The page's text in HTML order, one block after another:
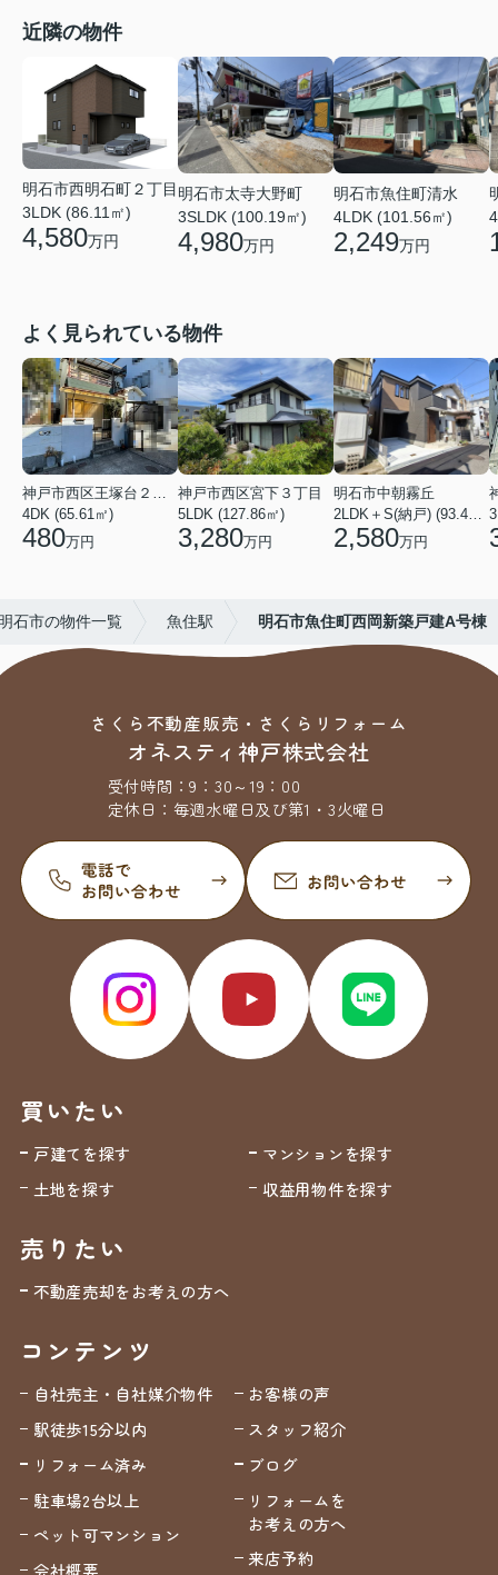
近隣の物件
明石市西明石町２丁目
3LDK (86.11㎡)
4,580万円
明石市太寺大野町
3SLDK (100.19㎡)
4,980万円
明石市魚住町清水
4LDK (101.56㎡)
2,249万円
よく見られている物件
4DK (65.61㎡)
480万円
神戸市西区宮下３丁目
5LDK (127.86㎡)
3,280万円
明石市中朝霧丘
2,580万円
石市の物件一覧 魚住駅 明石市魚住町西岡新築戸建A号棟
さくら不動産販売・さくらリフォーム
オネスティ神戸株式会社
受付時間：9：30～19：00
定休日： 毎週水曜日及び第1・3火曜日
買いたい
戸建てを探す
マンションを探す
土地を探す
収益用物件を探す
売りたい
不動産売却をお考えの方へ
コンテンツ
自社売主・自社媒介物件
駅徒歩15分以内
リフォーム済み
駐車場2台以上
ペット可マンション
会社概要
お客様の声
スタッフ紹介
ブログ
リフォームを
お考えの方へ
来店予約